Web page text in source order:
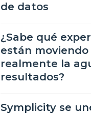
de datos
¿Sabe qué
están moviendo
realmente la
resultados?
Symplicity se